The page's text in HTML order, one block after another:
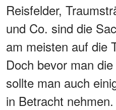
Reisfelder,
und Co. sind die
am meisten auf die
Doch bevor man
sollte man auch
in Betracht nehmen.